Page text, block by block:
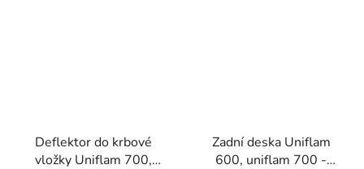
Deflektor do krbové
vložky Uniflam 700,
Zadní deska Uniflam
600, uniflam 700 -